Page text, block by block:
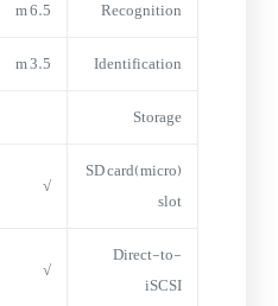
Recognition
6.5 m
Identification
3.5 m
Storage
(micro)SD card
slot
√
Direct-to-
iSCSI
√